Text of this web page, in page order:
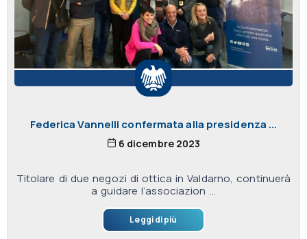
Federica Vannelli confermata alla presidenza ...
6 dicembre 2023
Titolare di due negozi di ottica in Valdarno, continuerà
a guidare l’associazion ...
Leggi di più